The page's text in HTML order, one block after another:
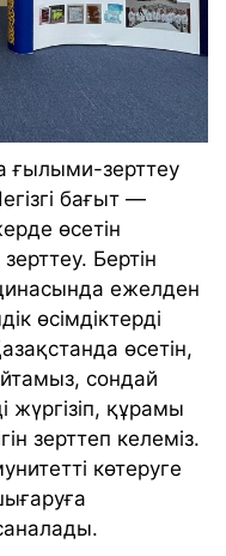
ғылыми-зерттеу
бағыт —
өсетін
Бертін
ежелден
өсімдіктерді
өсетін,
сондай
жүргізіп, құрамы
зерттеп келеміз.
көтеруге